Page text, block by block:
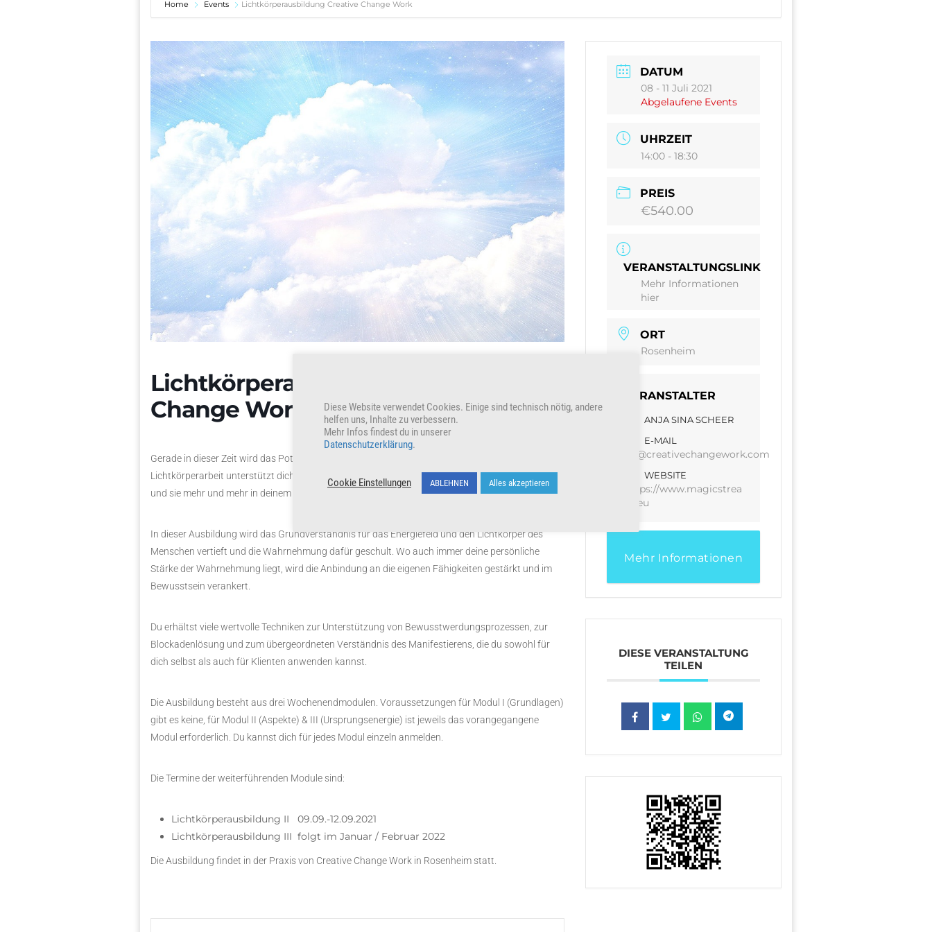
Home Events Lichtkörperausbildung Creative Change Work
Lichtkörperausbildung Creative
Change Work
Gerade in dieser Zeit wird das Potenzial der Lichtkörperarbeit immer spür- und erlebbarer. Die
Lichtkörperarbeit unterstützt dich darin dir der Lichtqualitäten deiner Seele bewusster zu werden
und sie mehr und mehr in deinem Leben zu verwirklichen!
In dieser Ausbildung wird das Grundverständnis für das Energiefeld und den Lichtkörper des
Menschen vertieft und die Wahrnehmung dafür geschult. Wo auch immer deine persönliche
Stärke der Wahrnehmung liegt, wird die Anbindung an die eigenen Fähigkeiten gestärkt und im
Bewusstsein verankert.
Du erhältst viele wertvolle Techniken zur Unterstützung von Bewusstwerdungsprozessen, zur
Blockadenlösung und zum übergeordneten Verständnis des Manifestierens, die du sowohl für
dich selbst als auch für Klienten anwenden kannst.
Die Ausbildung besteht aus drei Wochenendmodulen. Voraussetzungen für Modul I (Grundlagen)
gibt es keine, für Modul II (Aspekte) & III (Ursprungsenergie) ist jeweils das vorangegangene
Modul erforderlich. Du kannst dich für jedes Modul einzeln anmelden.
Die Termine der weiterführenden Module sind:
Lichtkörperausbildung II 09.09.-12.09.2021
Lichtkörperausbildung III folgt im Januar / Februar 2022
Die Ausbildung findet in der Praxis von Creative Change Work in Rosenheim statt.
DATUM
08 - 11 Juli 2021
Abgelaufene Events
UHRZEIT
14:00 - 18:30
PREIS
€540.00
VERANSTALTUNGSLINK
Mehr Informationen
hier
ORT
Rosenheim
VERANSTALTER
ANJA SINA SCHEER
E-MAIL
anja@creativechangework.com
WEBSITE
https://www.magicstrea
m.eu
Mehr Informationen
DIESE VERANSTALTUNG
TEILEN
Diese Website verwendet Cookies. Einige sind technisch nötig, andere
helfen uns, Inhalte zu verbessern.
Mehr Infos findest du in unserer
Datenschutzerklärung.
Cookie Einstellungen ABLEHNEN Alles akzeptieren